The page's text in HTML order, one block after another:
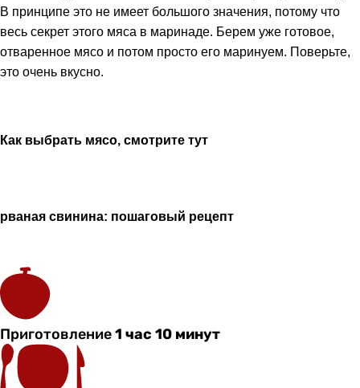
В принципе это не имеет большого значения, потому что
весь секрет этого мяса в маринаде. Берем уже готовое,
отваренное мясо и потом просто его маринуем. Поверьте,
это очень вкусно.
Как выбрать мясо, смотрите тут
рваная свинина: пошаговый рецепт
Приготовление1 час 10 минут